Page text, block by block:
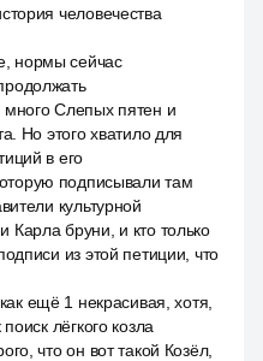
человечества
нормы сейчас
много Слепых пятен и
Но этого хватило для
в его
подписывали там
культурной
бруни, и кто только
из этой петиции, что
ещё 1 некрасивая, хотя,
лёгкого козла
что он вот такой Козёл,